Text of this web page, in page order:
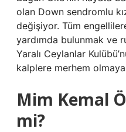
olan Down sendromlu
değişiyor. Tüm
yardımda bulunmak ve
Yaralı Ceylanlar
kalplere merhem olmaya
Mim Kemal
mi?